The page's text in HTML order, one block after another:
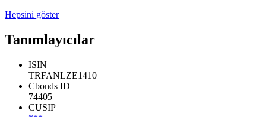
Hepsini göster
Tanımlayıcılar
ISIN
TRFANLZE1410
Cbonds ID
74405
CUSIP